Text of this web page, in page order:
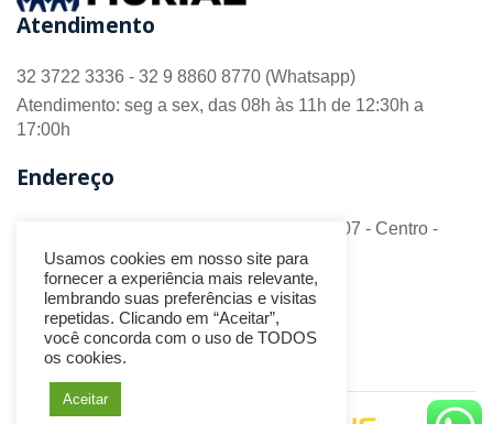
Atendimento
32 3722 3336 - 32 9 8860 8770 (Whatsapp)
Atendimento: seg a sex, das 08h às 11h de 12:30h a
17:00h
Endereço
R. Barão do Monte Alto nº 70 - Sala 306/307 - Centro -
CEP 36.880-018 - Muriaé/MG
Redes Sociais
Usamos cookies em nosso site para
fornecer a experiência mais relevante,
lembrando suas preferências e visitas
repetidas. Clicando em “Aceitar”,
você concorda com o uso de TODOS
os cookies.
Aceitar